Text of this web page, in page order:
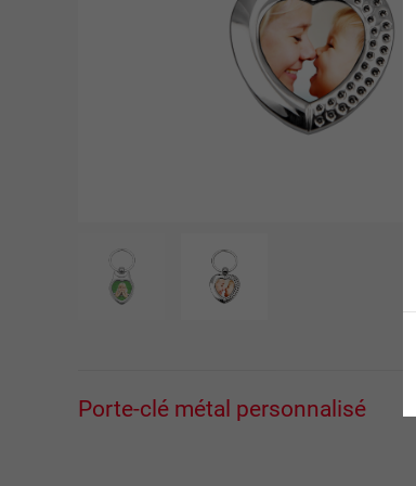
Porte-clé métal personnalisé